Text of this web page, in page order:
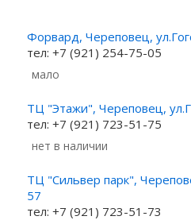
Форвард, Череповец,
тел: +7 (921) 254-75-05
Мало
ТЦ "Этажи", Череповец,
тел: +7 (921) 723-51-75
Нет в наличии
ТЦ "Сильвер парк",
57
тел: +7 (921) 723-51-73